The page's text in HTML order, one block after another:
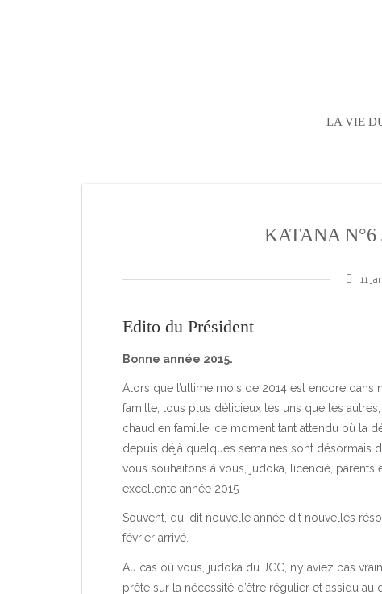
LA VIE
KATANA
11
Edito du Président
Bonne année 2015.
Alors que l’ultime mois de 2014 est encore dans
famille, tous plus délicieux les uns que les
chaud en famille, ce moment tant attendu où la
depuis déjà quelques semaines sont désormais
vous souhaitons à vous, judoka, licencié,
excellente année 2015 !
Souvent, qui dit nouvelle année dit nouvelles
février arrivé.
Au cas où vous, judoka du JCC, n’y aviez pas
prête sur la nécessité d’être régulier et assidu